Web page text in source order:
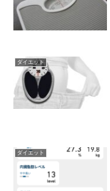
ダイエット
ダイエット